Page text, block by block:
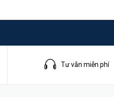
Tư vẫn miễn phí